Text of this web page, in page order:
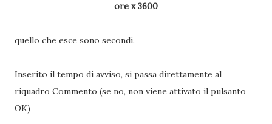
ore x 3600
quello che esce sono secondi.
Inserito il tempo di avviso, si passa direttamente al
riquadro Commento (se no, non viene attivato il pulsanto
OK)